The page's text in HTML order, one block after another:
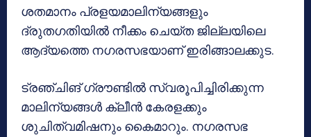
ശതമാനം പ്രളയമാലിന്യങ്ങളും
ദ്രുതഗതിയില്‍ നീക്കം ചെയ്ത ജില്ലയിലെ
ആദ്യത്തെ നഗരസഭയാണ് ഇരിങ്ങാലക്കുട.
ട്രഞ്ചിങ് ഗ്രൗണ്ടില്‍ സ്വരൂപിച്ചിരിക്കുന്ന
മാലിന്യങ്ങള്‍ ക്ലീന്‍ കേരളക്കും
ശുചിത്വമിഷനും കൈമാറും. നഗരസഭ